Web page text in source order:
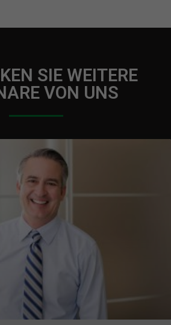
SIE WEITERE
VON UNS